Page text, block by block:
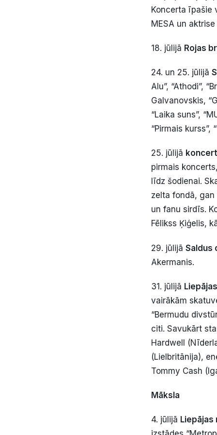
Koncerta īpašie
MESA un
18. jūlijā Rojas
24. un 25. jūlijā
Alu”, “Athodi”,
Galvanovskis,
“Laika suns”,
“Pirmais kurss”,
25. jūlijā
pirmais
līdz šodienai.
zelta fondā,
un fanu sirdīs.
Fēlikss Ķiģelis,
29. jūlijā Saldus
Akermanis.
31. jūlijā
vairākām
“Bermudu
citi. Savukārt
Hardwell
(Lielbritānija),
Tommy Cash
Māksla
4. jūlijā Liepājas